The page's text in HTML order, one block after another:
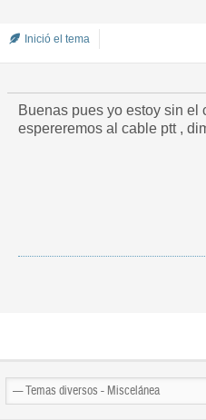
Inició el tema
Buenas pues yo estoy sin
espereremos al cable ptt ,